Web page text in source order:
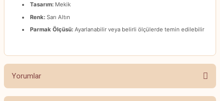
Tasarım: Mekik
Renk: Sarı Altın
Parmak Ölçüsü: Ayarlanabilir veya belirli ölçülerde temin edilebilir
Yorumlar